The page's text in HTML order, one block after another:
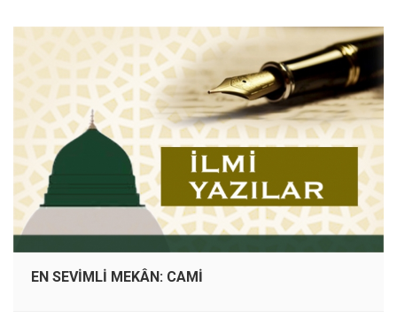
EN SEVİMLİ MEKÂN: CAMİ